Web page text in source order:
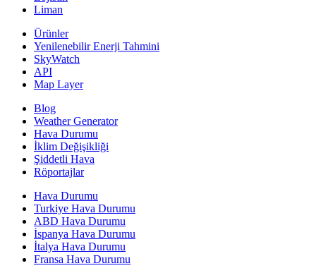
Liman
Ürünler
Yenilenebilir Enerji Tahmini
SkyWatch
API
Map Layer
Blog
Weather Generator
Hava Durumu
İklim Değişikliği
Şiddetli Hava
Röportajlar
Hava Durumu
Turkiye Hava Durumu
ABD Hava Durumu
İspanya Hava Durumu
İtalya Hava Durumu
Fransa Hava Durumu